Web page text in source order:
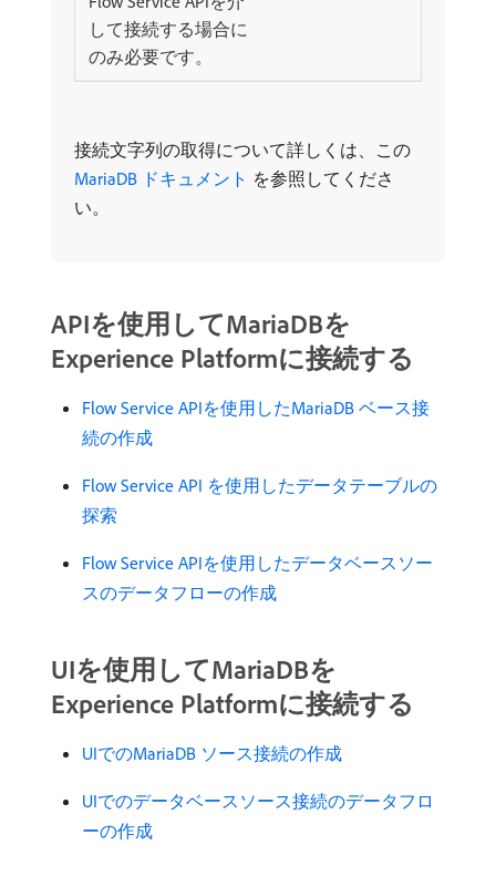
して接続する場合に
のみ必要です。
接続文字列の取得について詳しくは、この
MariaDB ドキュメント ​ を参照してくださ
い。
APIを使用してMariaDBを
Experience Platformに接続する
Flow Service APIを使用したMariaDB ベース接
続の作成
Flow Service API を使用したデータテーブルの
探索
Flow Service APIを使用したデータベースソー
スのデータフローの作成
UIを使用してMariaDBを
Experience Platformに接続する
UIでのMariaDB ソース接続の作成
UIでのデータベースソース接続のデータフロ
ーの作成